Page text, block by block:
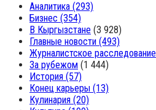
Аналитика (293)
Бизнес (354)
В Кыргызстане (3 928)
Главные новости (493)
Журналистское расследование
За рубежом (1 444)
История (57)
Конец карьеры (13)
Кулинария (20)